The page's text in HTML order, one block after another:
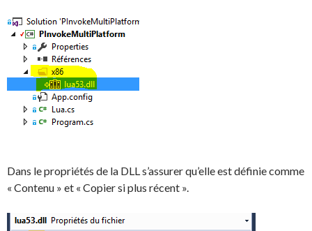
Dans le propriétés de la DLL s’assurer qu’elle est définie comme
« Contenu » et « Copier si plus récent ».